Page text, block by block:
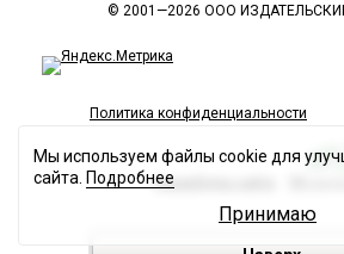
© 2001—2026 ООО
Политика конфиденциальности
Разработка сайта
Мы используем файлы cookie для
сайта. Подробнее
Принимаю